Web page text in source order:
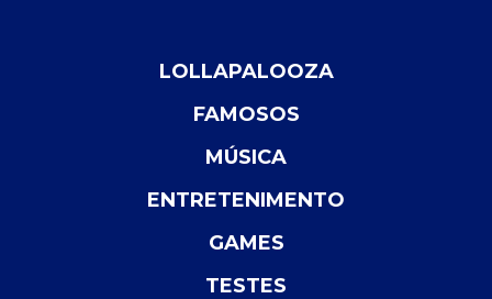
LOLLAPALOOZA
FAMOSOS
MÚSICA
ENTRETENIMENTO
GAMES
TESTES